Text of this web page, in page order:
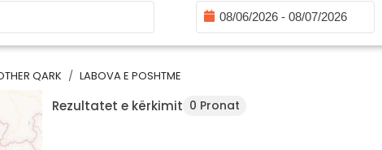
QARK LABOVA E POSHTME
Rezultatet e kërkimit 0 Pronat